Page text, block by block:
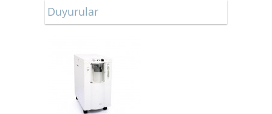
Duyurular
ONLİNE ALIŞVERİŞ
MAĞAZAMIZ